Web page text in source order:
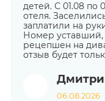
детей. С 01.08
отеля.
заплатили на
Номер уставший,
рецепшен на
отзыв будет
06.08.2026